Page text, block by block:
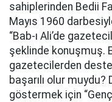
sahiplerinden Bedii
Mayıs 1960
“Bab-ı Ali’de
şeklinde konuşmuş.
gazetecilerden
başarılı olur muydu?
göstermek için